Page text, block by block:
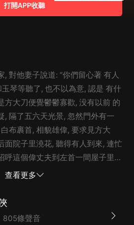
打開APP收聽
, 對他妻子說道: “你們留心著 有人
琴等聽了, 也不以為意, 認是 有什
方大刀便覺鬱鬱寡歡, 没有以前 的
, 隔了五六天光景, 忽然門外有一
布裹首, 相貌雄偉, 要求見方大
面院子里澆花, 聽得有人到來, 連忙
呼這個偉丈夫到左首一間屋子里去
辭而去。方大刀便忙著料理家事,
不拜倒在我面前。七年以前的乳
不忘前辱, 不遠千里而來, 一意報
查看更多
805條聲音